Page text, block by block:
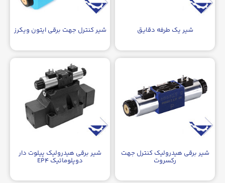
شیر یک طرفه دقایق شیر کنترل جهت برقی ایتون ویکرز
شیر برقی هیدرولیک کنترل جهت
رکسروت
شیر برقی هیدرولیک پیلوت دار
دوپلوماتیک EP۴